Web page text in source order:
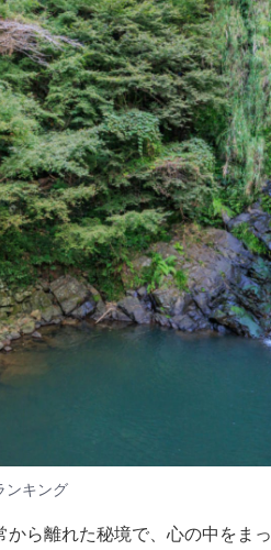
ンキング
ら離れた秘境で、心の中をま